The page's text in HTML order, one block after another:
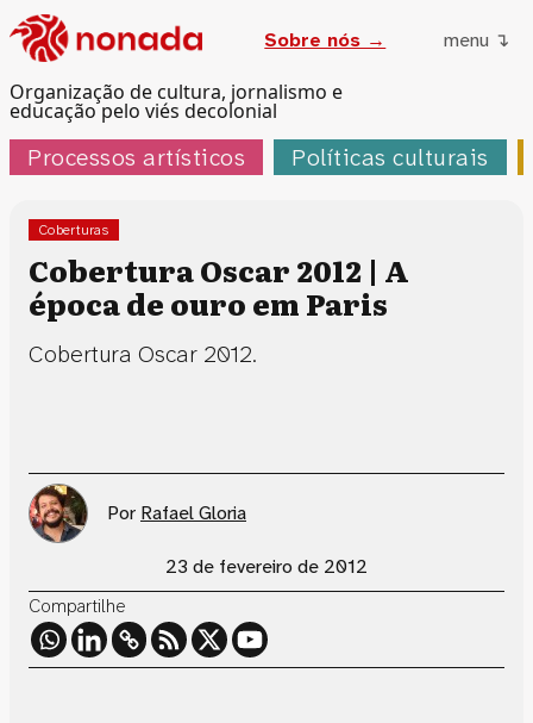
Organização de cultura, jornalismo e
educação pelo viés decolonial
Sobre nós → menu ↴
Processos artísticos Políticas culturais
Coberturas
Cobertura Oscar 2012 | A
época de ouro em Paris
Cobertura Oscar 2012.
Por Rafael Gloria
23 de fevereiro de 2012
Compartilhe